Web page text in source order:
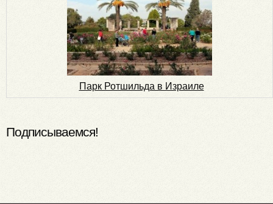
Парк Ротшильда в Израиле
Подписываемся!